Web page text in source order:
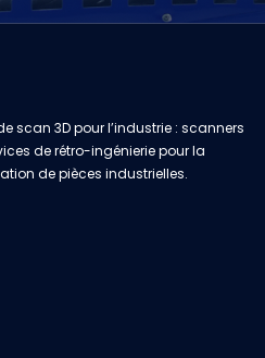
scan 3D pour l’industrie : scanners
de rétro-ingénierie pour la
de pièces industrielles.